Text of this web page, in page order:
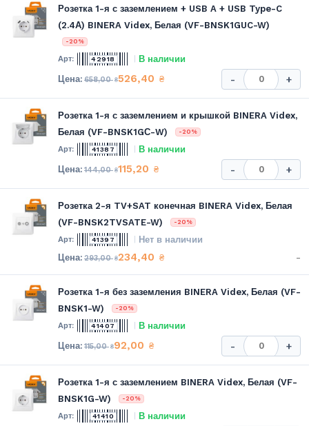
Розетка 1-я с заземлением + USB A + USB Type-C
(2.4А) BINERA Videx, Белая (VF-BNSK1GUC-W)
-20%
42918 В наличии
658,00₴526,40 ₴ - +
Розетка 1-я с заземлением и крышкой BINERA Videx,
Белая (VF-BNSK1GС-W)
-20%
41387 В наличии
144,00₴115,20 ₴ - +
Розетка 2-я TV+SAT конечная BINERA Videx, Белая
(VF-BNSK2TVSATE-W)
-20%
41397 Нет в наличии
293,00₴234,40 ₴ -
Розетка 1-я без заземления BINERA Videx, Белая (VF-
BNSK1-W)
-20%
41407 В наличии
115,00₴92,00 ₴ - +
Розетка 1-я с заземлением BINERA Videx, Белая (VF-
BNSK1G-W)
-20%
41410 В наличии